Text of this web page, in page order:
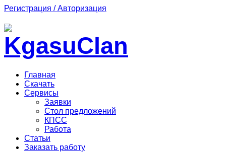
Регистрация / Авторизация
Главная
Скачать
Сервисы
Заявки
Стол предложений
КПСС
Работа
Статьи
Заказать работу